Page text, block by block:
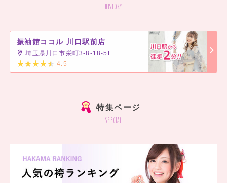
history
振袖館ココル 川口駅前店
埼玉県川口市栄町3-8-18-5F
4.5
特集ページ
special